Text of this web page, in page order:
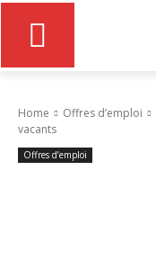
Home Offres d’emploi
vacants
Offres d’emploi